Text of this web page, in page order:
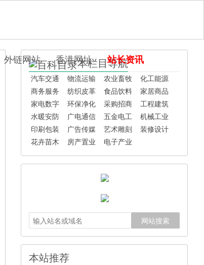
外链网站 香港网址 站长资讯
本栏目导航
汽车交通 物流运输 农业畜牧
化工能源
商务服务
纺织皮革 食品饮料
家居商品
家电数字
环保净化 采购招商
工程建筑
水暖安防
广电通信 五金电工
机械工业
印刷包装
广告传媒 艺术雕刻
装修设计
花卉苗木
房产置业 电子产业
网站搜索
本站推荐